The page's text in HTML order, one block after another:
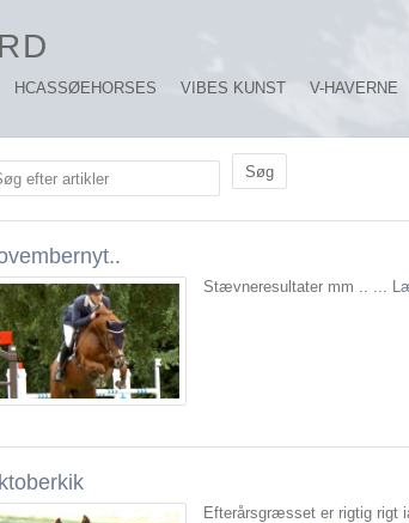
HCASSØEHORSES VIBES KUNST V-HAVERNE
efter artikler
Stævneresultater mm .. ...
Efterårsgræsset er rigtig rigt